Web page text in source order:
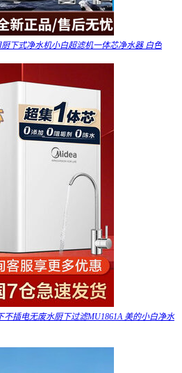
下式净水机小白超滤机一体芯净水器 白色
插电无废水厨下过滤MU1861A 美的小白净水